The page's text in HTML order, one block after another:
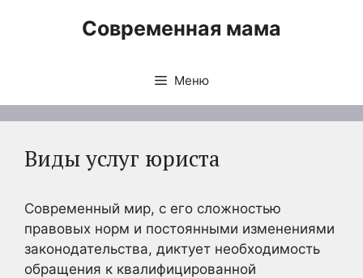
Современная мама
Меню
Виды услуг юриста
Современный мир, с его сложностью
правовых норм и постоянными изменениями
законодательства, диктует необходимость
обращения к квалифицированной